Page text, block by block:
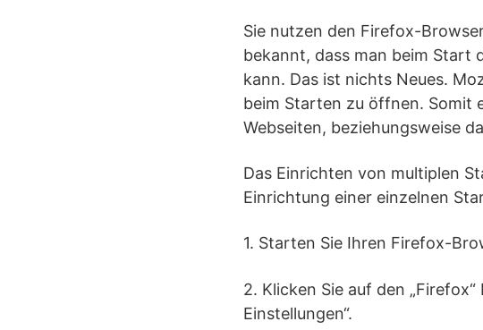
Sie nutzen den Firefox-
bekannt, dass man beim Start
kann. Das ist nichts Neues.
beim Starten zu öffnen. Somit
Webseiten, beziehungsweise
Das Einrichten von multiplen
Einrichtung einer einzelnen
1. Starten Sie Ihren Firefox-
2. Klicken Sie auf den
Einstellungen“.